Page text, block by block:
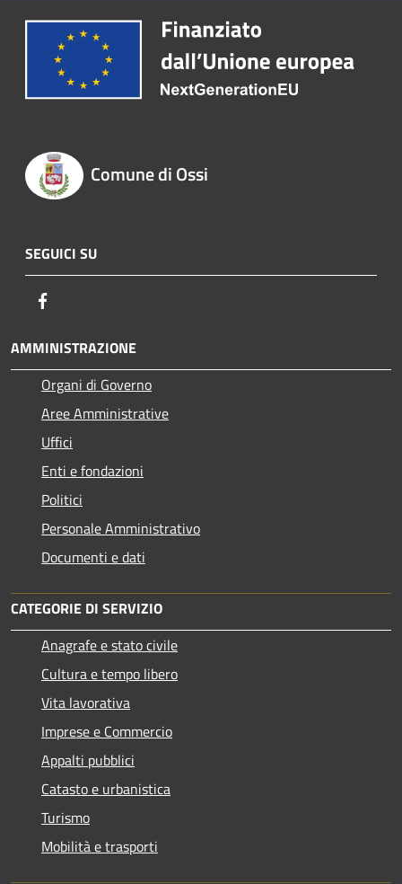
Comune di Ossi
SEGUICI SU
AMMINISTRAZIONE
Organi di Governo
Aree Amministrative
Uffici
Enti e fondazioni
Politici
Personale Amministrativo
Documenti e dati
CATEGORIE DI SERVIZIO
Anagrafe e stato civile
Cultura e tempo libero
Vita lavorativa
Imprese e Commercio
Appalti pubblici
Catasto e urbanistica
Turismo
Mobilità e trasporti